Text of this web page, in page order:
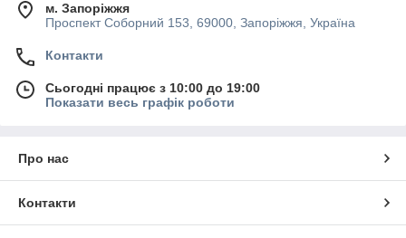
м. Запоріжжя
Проспект Соборний 153, 69000, Запоріжжя, Україна
Контакти
Сьогодні працює з 10:00 до 19:00
Показати весь графік роботи
Про нас
Контакти